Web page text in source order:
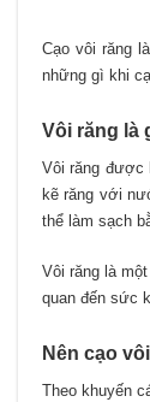
Cạo vôi răng
những gì khi
Vôi răng là
Vôi răng được
kẽ răng với
thể làm sạch
Vôi răng là
quan đến sức
Nên cạo
Theo khuyến